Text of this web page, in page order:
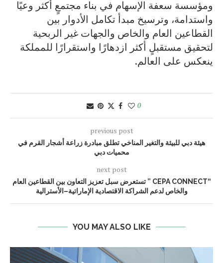
ومؤسسة سعفة الإسهام في بناء مجتمعٍ أكثر وعيًا
واستدامة، وترسيخ مبدأ تكامل الأدوار بين
القطاعين العام والخاص والجهات غير الربحية
لتحقيق مستقبلٍ أكثر ازدهارًا واستقرارًا للمملكة
ينعكس على العالم.
0
previous post
هيئة دبي للبيئة والتغير المناخي تطلق مبادرة زراعة أشجار القرم في
محميات دبي
next post
“CEPA CONNECT ” تستعرض سبل تعزيز التعاون بين القطاعين العام
والخاص لدعم الشراكة الاقتصادية الإماراتية–الأسترالية
YOU MAY ALSO LIKE